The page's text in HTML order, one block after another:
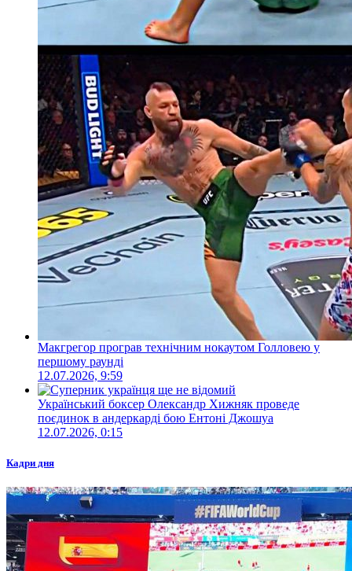
Макгрегор програв технічним нокаутом Голловею у
першому раунді
12.07.2026, 9:59
Український боксер Олександр Хижняк проведе
поєдинок в андеркарді бою Ентоні Джошуа
12.07.2026, 0:15
Кадри дня